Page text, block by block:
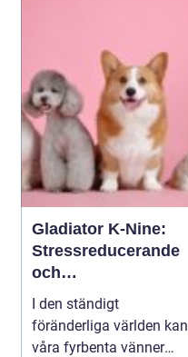
erbjuder många
möjligheter f&o...
Gladiator K-Nine:
Stressreducerande
och
ångestdämpande
hundhalsband
I den ständigt
föränderliga världen kan
våra fyrbenta vänner